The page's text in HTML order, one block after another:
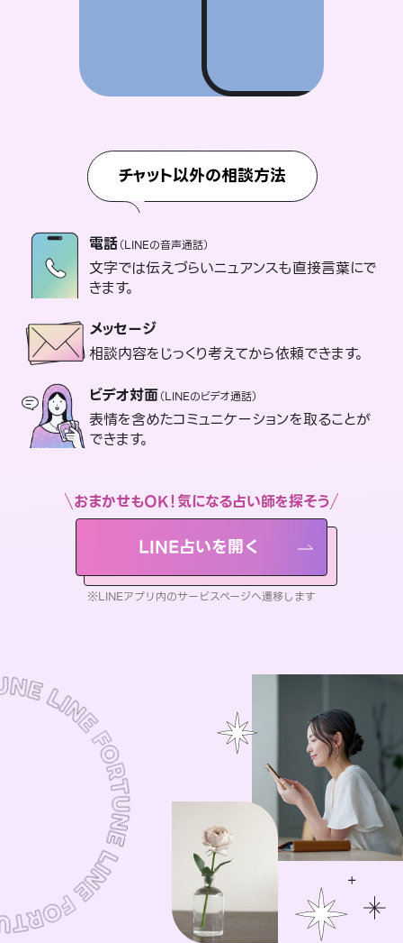
チャット以外の相談方法
電話（LINEの音声通話）
文字では伝えづらいニュアンスも直接言葉にで
きます。
メッセージ
相談内容をじっくり考えてから依頼できます。
ビデオ対面（LINEのビデオ通話）
表情を含めたコミュニケーションを取ることが
できます。
おまかせもOK！気になる占い師を探そう
LINE占いを開く
※LINEアプリ内のサービスページへ遷移します